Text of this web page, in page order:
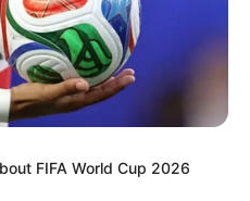
FIFA World Cup 2026